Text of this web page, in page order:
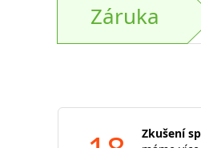
Záruka
Zkušení